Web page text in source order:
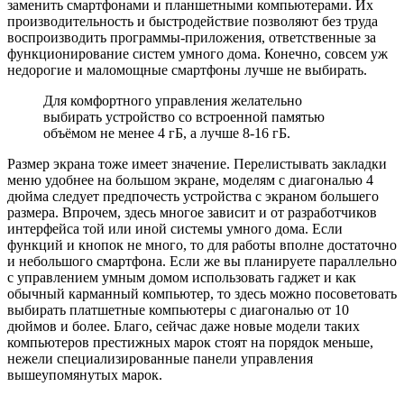
заменить смартфонами и планшетными компьютерами. Их
производительность и быстродействие позволяют без труда
воспроизводить программы-приложения, ответственные за
функционирование систем умного дома. Конечно, совсем уж
недорогие и маломощные смартфоны лучше не выбирать.
Для комфортного управления желательно
выбирать устройство со встроенной памятью
объёмом не менее 4 гБ, а лучше 8-16 гБ.
Размер экрана тоже имеет значение. Перелистывать закладки
меню удобнее на большом экране, моделям с диагональю 4
дюйма следует предпочесть устройства с экраном большего
размера. Впрочем, здесь многое зависит и от разработчиков
интерфейса той или иной системы умного дома. Если
функций и кнопок не много, то для работы вполне достаточно
и небольшого смартфона. Если же вы планируете параллельно
с управлением умным домом использовать гаджет и как
обычный карманный компьютер, то здесь можно посоветовать
выбирать платшетные компьютеры с диагональю от 10
дюймов и более. Благо, сейчас даже новые модели таких
компьютеров престижных марок стоят на порядок меньше,
нежели специализированные панели управления
вышеупомянутых марок.